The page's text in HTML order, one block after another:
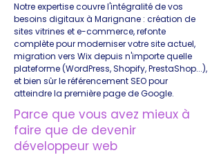
Notre expertise couvre l'intégralité de vos
besoins digitaux à Marignane : création de
sites vitrines et e-commerce, refonte
complète pour moderniser votre site actuel,
migration vers Wix depuis n'importe quelle
plateforme (WordPress, Shopify, PrestaShop...),
et bien sûr le référencement SEO pour
atteindre la première page de Google.
Parce que vous avez mieux à
faire que de devenir
développeur web